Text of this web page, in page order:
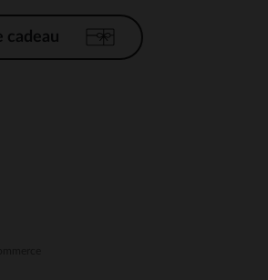
en garantissant la conformité avec
cadeau